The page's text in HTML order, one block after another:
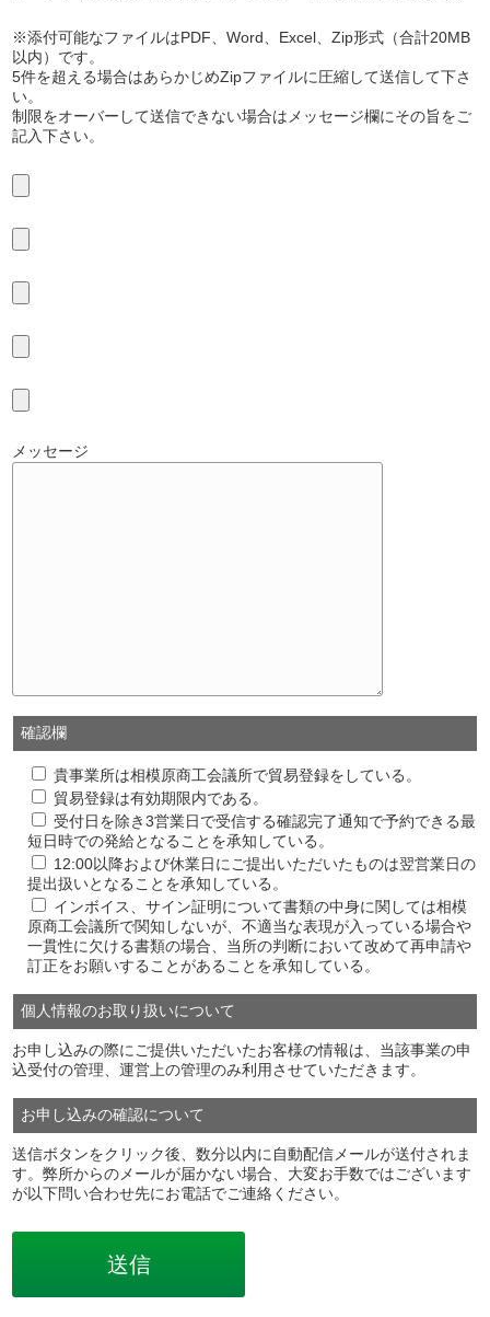
※添付可能なファイルはPDF、Word、Excel、Zip形式（合計20MB
以内）です。
5件を超える場合はあらかじめZipファイルに圧縮して送信して下さ
い。
制限をオーバーして送信できない場合はメッセージ欄にその旨をご
記入下さい。
メッセージ
確認欄
貴事業所は相模原商工会議所で貿易登録をしている。
貿易登録は有効期限内である。
受付日を除き3営業日で受信する確認完了通知で予約できる最
短日時での発給となることを承知している。
12:00以降および休業日にご提出いただいたものは翌営業日の
提出扱いとなることを承知している。
インボイス、サイン証明について書類の中身に関しては相模
原商工会議所で関知しないが、不適当な表現が入っている場合や
一貫性に欠ける書類の場合、当所の判断において改めて再申請や
訂正をお願いすることがあることを承知している。
個人情報のお取り扱いについて
お申し込みの際にご提供いただいたお客様の情報は、当該事業の申
込受付の管理、運営上の管理のみ利用させていただきます。
お申し込みの確認について
送信ボタンをクリック後、数分以内に自動配信メールが送付されま
す。弊所からのメールが届かない場合、大変お手数ではございます
が以下問い合わせ先にお電話でご連絡ください。